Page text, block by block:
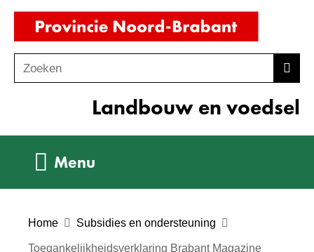
Ga
de
inhoud
o
Zoeken
Landbouw en voedsel
Menu
Home Subsidies en ondersteuning
Toegankelijkheidsverklaring Brabant Magazine